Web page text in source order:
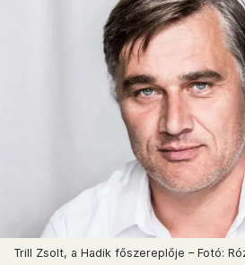
Trill Zsolt, a Hadik főszereplője – Fotó: